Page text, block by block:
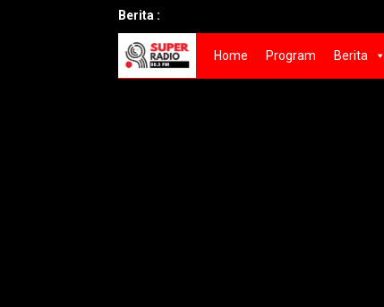
Berita :
Home Program Berita